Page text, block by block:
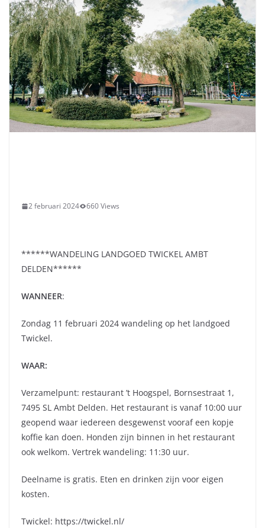
2 februari 2024 660 Views
******WANDELING LANDGOED TWICKEL AMBT
DELDEN******
WANNEER:
Zondag 11 februari 2024 wandeling op het landgoed
Twickel.
WAAR:
Verzamelpunt: restaurant ’t Hoogspel, Bornsestraat 1,
7495 SL Ambt Delden. Het restaurant is vanaf 10:00 uur
geopend waar iedereen desgewenst vooraf een kopje
koffie kan doen. Honden zijn binnen in het restaurant
ook welkom. Vertrek wandeling: 11:30 uur.
Deelname is gratis. Eten en drinken zijn voor eigen
kosten.
Twickel: https://twickel.nl/